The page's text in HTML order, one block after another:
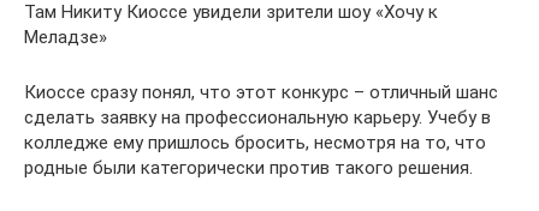
Там Никиту Киоссе увидели зрители шоу «Хочу к
Меладзе»
Киоссе сразу понял, что этот конкурс – отличный шанс
сделать заявку на профессиональную карьеру. Учебу в
колледже ему пришлось бросить, несмотря на то, что
родные были категорически против такого решения.